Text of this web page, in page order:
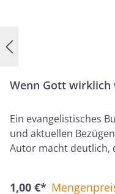
Wenn Gott wirklich
Ein evangelistisches
und aktuellen
Autor macht deutlich,
1,00 €*